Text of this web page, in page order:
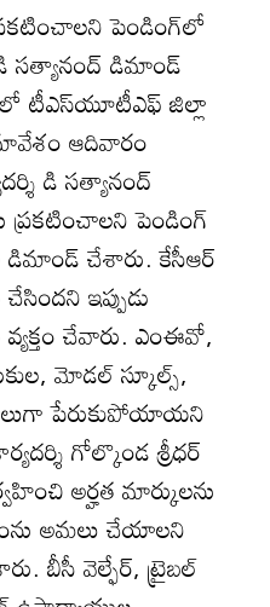
పెండింగ్‌లో
సత్యానంద్‌ డిమాండ్‌
టీఎస్‌యూటీఎఫ్‌ జిల్లా
ఆదివారం
డి సత్యానంద్‌
ప్రకటించాలని పెండింగ్‌
చేశారు. కేసీఆర్‌
ఇప్పుడు
చేవారు. ఎంఈవో,
మోడల్‌ స్కూల్స్‌,
పేరుకుపోయాయని
గోల్కొండ శ్రీధర్‌
అర్హత మార్కులను
అమలు చేయాలని
బీసీ వెల్ఫేర్‌, ట్రైబల్‌